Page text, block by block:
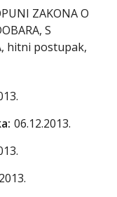
ZAKONA O
S
hitni postupak,
06.12.2013.